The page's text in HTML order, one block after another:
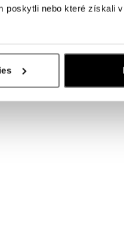
poskytli nebo které získali